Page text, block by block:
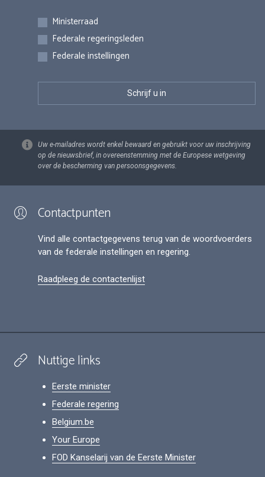
Inschrijvingen
Ministerraad
Federale regeringsleden
Federale instellingen
Uw e-mailadres wordt enkel bewaard en gebruikt voor uw inschrijving
op de nieuwsbrief, in overeenstemming met de Europese wetgeving
over de bescherming van persoonsgegevens.
Contactpunten
Vind alle contactgegevens terug van de woordvoerders
van de federale instellingen en regering.
Raadpleeg de contactenlijst
Nuttige links
Eerste minister
Federale regering
Belgium.be
Your Europe
FOD Kanselarij van de Eerste Minister